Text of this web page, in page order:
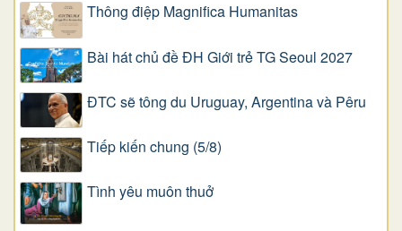
Thông điệp Magnifica Humanitas
Bài hát chủ đề ĐH Giới trẻ TG Seoul 2027
ĐTC sẽ tông du Uruguay, Argentina và Pêru
Tiếp kiến chung (5/8)
Tình yêu muôn thuở